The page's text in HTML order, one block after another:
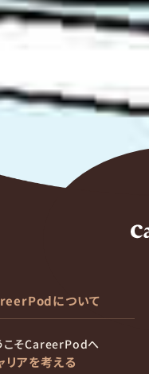
について
こそCareerPodへ
リアを考える